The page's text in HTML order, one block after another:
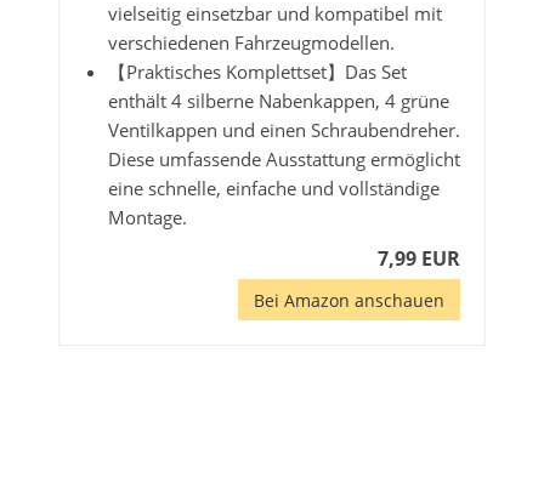
vielseitig einsetzbar und kompatibel mit
verschiedenen Fahrzeugmodellen.
【Praktisches Komplettset】Das Set
enthält 4 silberne Nabenkappen, 4 grüne
Ventilkappen und einen Schraubendreher.
Diese umfassende Ausstattung ermöglicht
eine schnelle, einfache und vollständige
Montage.
7,99 EUR
Bei Amazon anschauen